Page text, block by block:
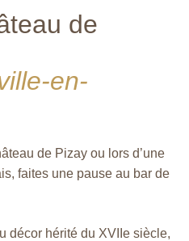
de
en-
de Pizay ou lors d’une
faites une pause au bar de
décor hérité du XVIIe siècle,